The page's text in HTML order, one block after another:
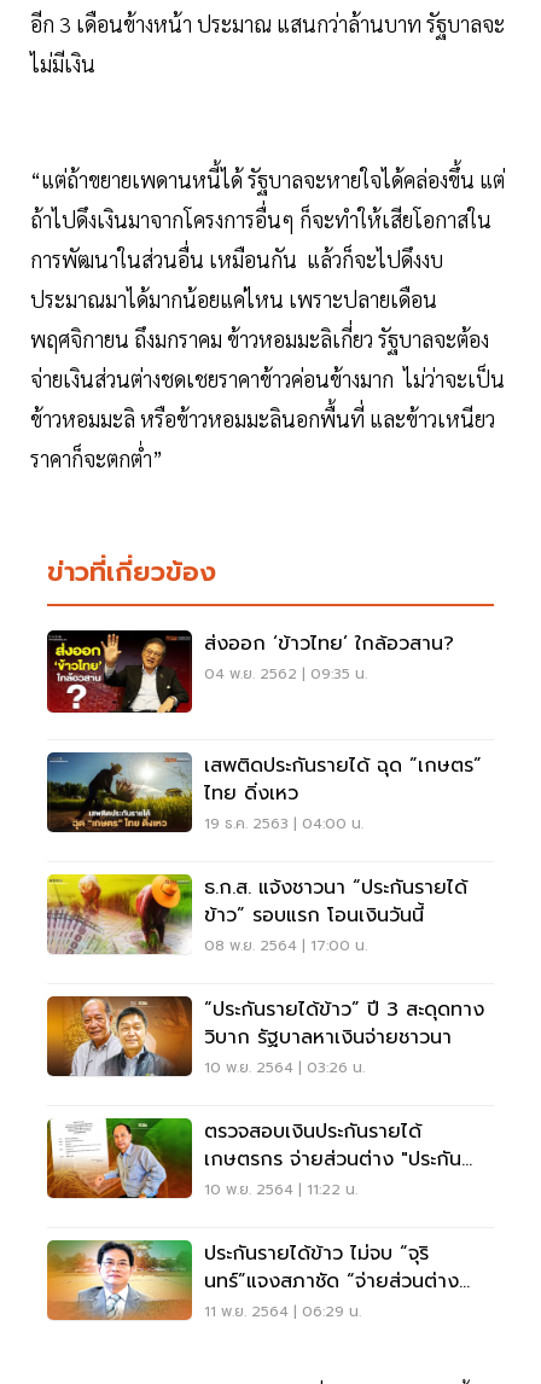
อีก 3 เดือนข้างหน้า ประมาณ แสนกว่าล้านบาท รัฐบาลจะ
ไม่มีเงิน
“แต่ถ้าขยายเพดานหนี้ได้ รัฐบาลจะหายใจได้คล่องขึ้น แต่
ถ้าไปดึงเงินมาจากโครงการอื่นๆ ก็จะทำให้เสียโอกาสใน
การพัฒนาในส่วนอื่น เหมือนกัน แล้วก็จะไปดึงงบ
ประมาณมาได้มากน้อยแค่ไหน เพราะปลายเดือน
พฤศจิกายน ถึงมกราคม ข้าวหอมมะลิเกี่ยว รัฐบาลจะต้อง
จ่ายเงินส่วนต่างชดเชยราคาข้าวค่อนข้างมาก ไม่ว่าจะเป็น
ข้าวหอมมะลิ หรือข้าวหอมมะลินอกพื้นที่ และข้าวเหนียว
ราคาก็จะตกต่ำ”
ข่าวที่เกี่ยวข้อง
ส่งออก ‘ข้าวไทย’ ใกล้อวสาน?
04 พ.ย. 2562 | 09:35 น.
เสพติดประกันรายได้ ฉุด ”เกษตร”
ไทย ดิ่งเหว
19 ธ.ค. 2563 | 04:00 น.
ธ.ก.ส. แจ้งชาวนา “ประกันรายได้
ข้าว” รอบแรก โอนเงินวันนี้
08 พ.ย. 2564 | 17:00 น.
“ประกันรายได้ข้าว” ปี 3 สะดุดทาง
วิบาก รัฐบาลหาเงินจ่ายชาวนา
10 พ.ย. 2564 | 03:26 น.
ตรวจสอบเงินประกันรายได้
เกษตรกร จ่ายส่วนต่าง "ประกัน
ราคาข้าว" งวด 5 ล่าสุด
10 พ.ย. 2564 | 11:22 น.
ประกันรายได้ข้าว ไม่จบ “จุริ
นทร์”แจงสภาชัด “จ่ายส่วนต่าง
ราคา” ชาวนารอด
11 พ.ย. 2564 | 06:29 น.